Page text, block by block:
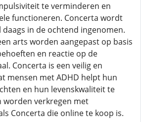
te verminderen en
functioneren. Concerta wordt
in de ochtend ingenomen.
arts worden aangepast op basis
en reactie op de
Concerta is een veilig en
mensen met ADHD helpt hun
en hun levenskwaliteit te
worden verkregen met
Concerta die online te koop is.